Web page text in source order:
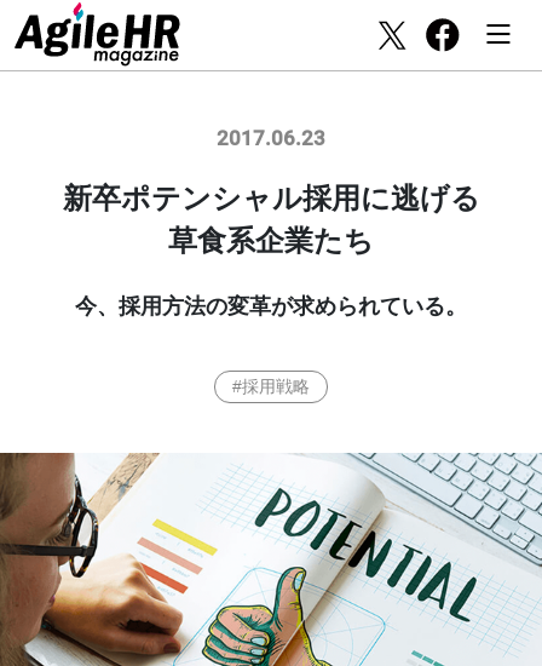
2017.06.23
新卒ポテンシャル採用に逃げる
草食系企業たち
今、採用方法の変革が求められている。
#採用戦略